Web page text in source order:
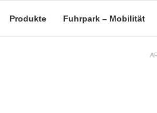
Produkte Fuhrpark – Mobilität